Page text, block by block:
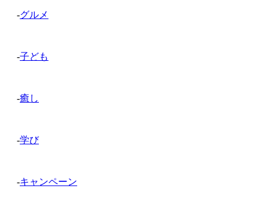
-グルメ
-子ども
-癒し
-学び
-キャンペーン